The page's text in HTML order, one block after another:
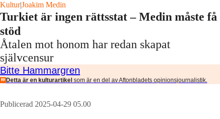
Kultur|Joakim Medin
Turkiet är ingen rättsstat – Medin måste få
stöd
Åtalen mot honom har redan skapat
självcensur
Bitte Hammargren
Detta är en kulturartikel som är en del av Aftonbladets opinionsjournalistik.
Publicerad 2025-04-29 05.00